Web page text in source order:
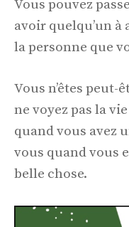
Vous pouvez
avoir quelqu’un à
la personne que
Vous n’êtes peut-
ne voyez pas la
quand vous avez
vous quand vous
belle chose.